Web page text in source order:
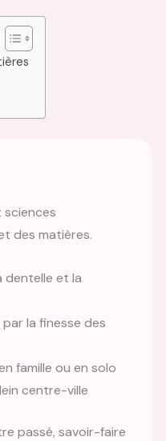
des matières.
dentelle et la
la finesse des
famille ou en solo
centre-ville
passé, savoir-faire